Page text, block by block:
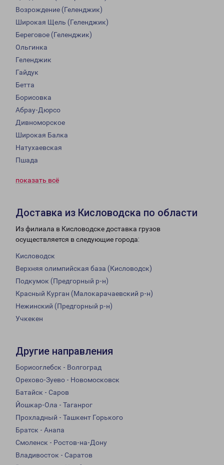
Возрождение (Геленджик)
Широкая Щель (Геленджик)
Береговое (Геленджик)
Ольгинка
Геленджик
Гайдук
Бетта
Борисовка
Абрау-Дюрсо
Дивноморское
Широкая Балка
Натухаевская
Пшада
показать всё
Доставка из Кисловодска по области
Из филиала в Кисловодске доставка грузов
осуществляется в следующие города:
Кисловодск
Верхняя олимпийская база (Кисловодск)
Подкумок (Предгорный р-н)
Красный Курган (Малокарачаевский р-н)
Нежинский (Предгорный р-н)
Учкекен
Другие направления
Борисоглебск - Волгоград
Орехово-Зуево - Новомосковск
Батайск - Саров
Йошкар-Ола - Таганрог
Прохладный - Ташкент Горького
Братск - Анапа
Смоленск - Ростов-на-Дону
Владивосток - Саратов